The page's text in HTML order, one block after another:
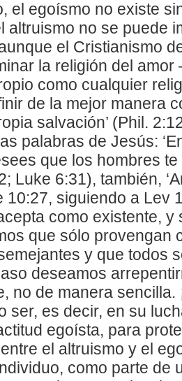
el egoísmo no existe
altruismo no se puede
el Cristianismo
la religión del
como cualquier
de la mejor manera
salvación’ (Phil.
palabras de Jesús:
que los hombres
Luke 6:31), también,
10:27, siguiendo a Lev
como existente, y
que sólo provengan
y que todos
deseamos
no de manera sencilla.
ser, es decir, en su
egoísta, para
el altruismo y el
como parte de